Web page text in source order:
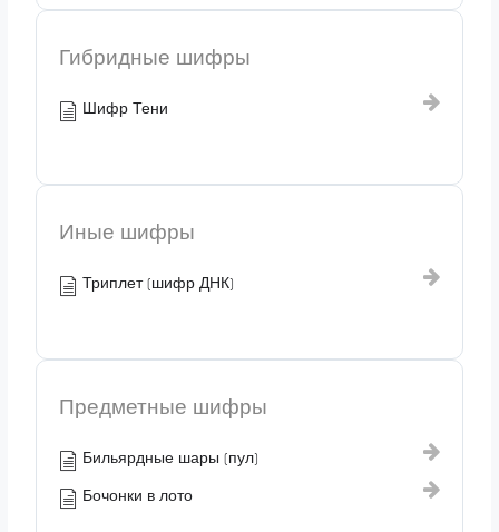
Гибридные шифры
Шифр Тени
Иные шифры
Триплет (шифр ДНК)
Предметные шифры
Бильярдные шары (пул)
Бочонки в лото